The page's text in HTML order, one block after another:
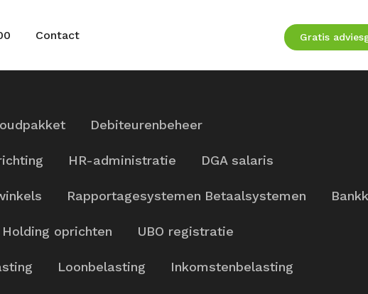
Contact Gratis
Debiteurenbeheer
HR-administratie
DGA salaris
Rapportagesystemen Betaalsystemen
Holding oprichten
UBO registratie
Loonbelasting
Inkomstenbelasting